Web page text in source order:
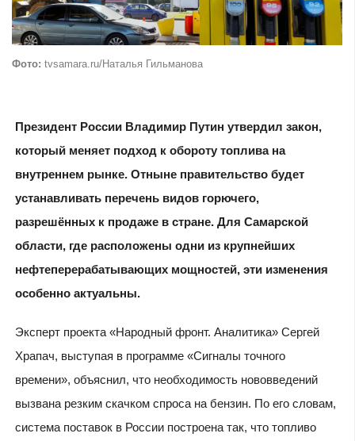
Фото: tvsamara.ru/Наталья Гильманова
Президент России Владимир Путин утвердил закон,
который меняет подход к обороту топлива на
внутреннем рынке. Отныне правительство будет
устанавливать перечень видов горючего,
разрешённых к продаже в стране. Для Самарской
области, где расположены одни из крупнейших
нефтеперерабатывающих мощностей, эти изменения
особенно актуальны.
Эксперт проекта «Народный фронт. Аналитика» Сергей
Храпач, выступая в программе «Сигналы точного
времени», объяснил, что необходимость нововведений
вызвана резким скачком спроса на бензин. По его словам,
система поставок в России построена так, что топливо